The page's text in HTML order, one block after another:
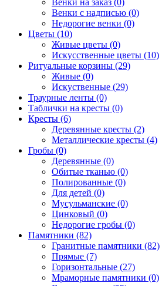
Венки с надписью (0)
Недорогие венки (0)
Цветы (10)
Живые цветы (0)
Искусственные цветы (10)
Ритуальные корзины (29)
Живые (0)
Искуственные (29)
Траурные ленты (0)
Таблички на кресты (0)
Кресты (6)
Деревянные кресты (2)
Металлические кресты (4)
Гробы (0)
Деревянные (0)
Обитые тканью (0)
Полированные (0)
Для детей (0)
Мусульманские (0)
Цинковый (0)
Недорогие гробы (0)
Памятники (82)
Гранитные памятники (82)
Прямые (7)
Горизонтальные (27)
Мраморные памятники (0)